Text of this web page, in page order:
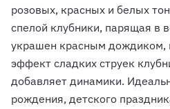
розовых, красных и белых
спелой клубники, парящая в
украшен красным дождиком,
эффект сладких струек
добавляет динамики.
рождения, детского